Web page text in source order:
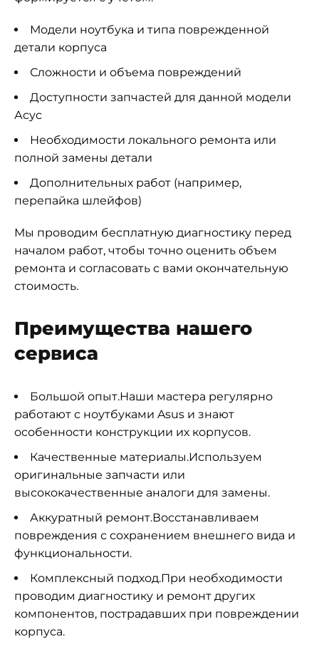
Модели ноутбука и типа поврежденной
детали корпуса
Сложности и объема повреждений
Доступности запчастей для данной модели
Асус
Необходимости локального ремонта или
полной замены детали
Дополнительных работ (например,
перепайка шлейфов)
Мы проводим бесплатную диагностику перед
началом работ, чтобы точно оценить объем
ремонта и согласовать с вами окончательную
стоимость.
Преимущества нашего
сервиса
Большой опыт.Наши мастера регулярно
работают с ноутбуками Asus и знают
особенности конструкции их корпусов.
Качественные материалы.Используем
оригинальные запчасти или
высококачественные аналоги для замены.
Аккуратный ремонт.Восстанавливаем
повреждения с сохранением внешнего вида и
функциональности.
Комплексный подход.При необходимости
проводим диагностику и ремонт других
компонентов, пострадавших при повреждении
корпуса.